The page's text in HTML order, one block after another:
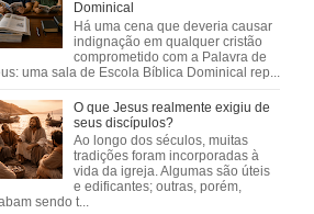
Dominical
Há uma cena que deveria causar
indignação em qualquer cristão
comprometido com a Palavra de
uma sala de Escola Bíblica Dominical rep...
O que Jesus realmente exigiu de
seus discípulos?
Ao longo dos séculos, muitas
tradições foram incorporadas à
vida da igreja. Algumas são úteis
e edificantes; outras, porém,
sendo t...